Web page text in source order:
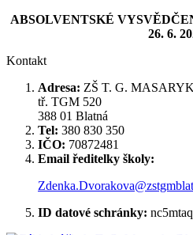
ABSOLVENTSKÉ
26. 6.
Kontakt
Adresa: ZŠ T. G.
tř. TGM 520
388 01 Blatná
Tel: 380 830 350
IČO: 70872481
Email ředitelky školy:
ID datové schránky: nc5mtaq